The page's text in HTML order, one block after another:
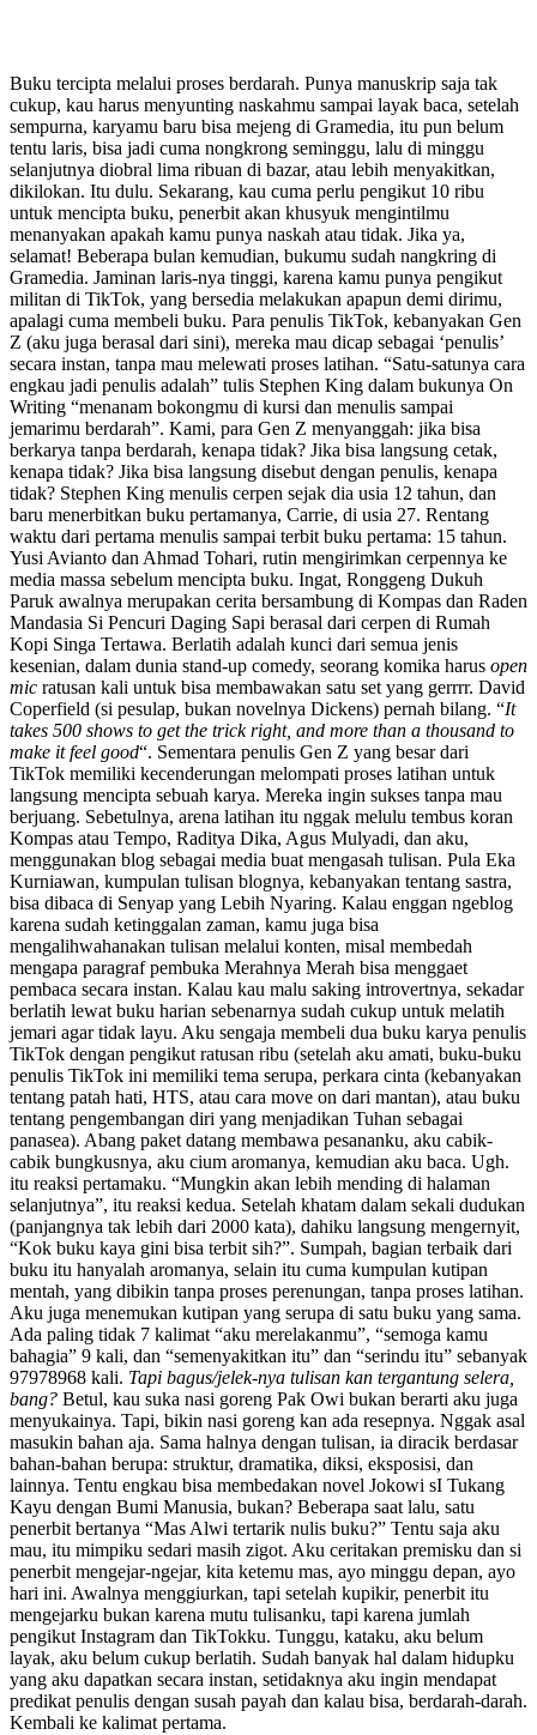
Buku tercipta melalui proses berdarah. Punya manuskrip saja tak
cukup, kau harus menyunting naskahmu sampai layak baca, setelah
sempurna, karyamu baru bisa mejeng di Gramedia, itu pun belum
tentu laris, bisa jadi cuma nongkrong seminggu, lalu di minggu
selanjutnya diobral lima ribuan di bazar, atau lebih menyakitkan,
dikilokan. Itu dulu. Sekarang, kau cuma perlu pengikut 10 ribu
untuk mencipta buku, penerbit akan khusyuk mengintilmu
menanyakan apakah kamu punya naskah atau tidak. Jika ya,
selamat! Beberapa bulan kemudian, bukumu sudah nangkring di
Gramedia. Jaminan laris-nya tinggi, karena kamu punya pengikut
militan di TikTok, yang bersedia melakukan apapun demi dirimu,
apalagi cuma membeli buku. Para penulis TikTok, kebanyakan Gen
Z (aku juga berasal dari sini), mereka mau dicap sebagai ‘penulis’
secara instan, tanpa mau melewati proses latihan. “Satu-satunya cara
engkau jadi penulis adalah” tulis Stephen King dalam bukunya On
Writing “menanam bokongmu di kursi dan menulis sampai
jemarimu berdarah”. Kami, para Gen Z menyanggah: jika bisa
berkarya tanpa berdarah, kenapa tidak? Jika bisa langsung cetak,
kenapa tidak? Jika bisa langsung disebut dengan penulis, kenapa
tidak? Stephen King menulis cerpen sejak dia usia 12 tahun, dan
baru menerbitkan buku pertamanya, Carrie, di usia 27. Rentang
waktu dari pertama menulis sampai terbit buku pertama: 15 tahun.
Yusi Avianto dan Ahmad Tohari, rutin mengirimkan cerpennya ke
media massa sebelum mencipta buku. Ingat, Ronggeng Dukuh
Paruk awalnya merupakan cerita bersambung di Kompas dan Raden
Mandasia Si Pencuri Daging Sapi berasal dari cerpen di Rumah
Kopi Singa Tertawa. Berlatih adalah kunci dari semua jenis
kesenian, dalam dunia stand-up comedy, seorang komika harus open
mic ratusan kali untuk bisa membawakan satu set yang gerrrr. David
Coperfield (si pesulap, bukan novelnya Dickens) pernah bilang. “It
takes 500 shows to get the trick right, and more than a thousand to
make it feel good“. Sementara penulis Gen Z yang besar dari
TikTok memiliki kecenderungan melompati proses latihan untuk
langsung mencipta sebuah karya. Mereka ingin sukses tanpa mau
berjuang. Sebetulnya, arena latihan itu nggak melulu tembus koran
Kompas atau Tempo, Raditya Dika, Agus Mulyadi, dan aku,
menggunakan blog sebagai media buat mengasah tulisan. Pula Eka
Kurniawan, kumpulan tulisan blognya, kebanyakan tentang sastra,
bisa dibaca di Senyap yang Lebih Nyaring. Kalau enggan ngeblog
karena sudah ketinggalan zaman, kamu juga bisa
mengalihwahanakan tulisan melalui konten, misal membedah
mengapa paragraf pembuka Merahnya Merah bisa menggaet
pembaca secara instan. Kalau kau malu saking introvertnya, sekadar
berlatih lewat buku harian sebenarnya sudah cukup untuk melatih
jemari agar tidak layu. Aku sengaja membeli dua buku karya penulis
TikTok dengan pengikut ratusan ribu (setelah aku amati, buku-buku
penulis TikTok ini memiliki tema serupa, perkara cinta (kebanyakan
tentang patah hati, HTS, atau cara move on dari mantan), atau buku
tentang pengembangan diri yang menjadikan Tuhan sebagai
panasea). Abang paket datang membawa pesananku, aku cabik-
cabik bungkusnya, aku cium aromanya, kemudian aku baca. Ugh.
itu reaksi pertamaku. “Mungkin akan lebih mending di halaman
selanjutnya”, itu reaksi kedua. Setelah khatam dalam sekali dudukan
(panjangnya tak lebih dari 2000 kata), dahiku langsung mengernyit,
“Kok buku kaya gini bisa terbit sih?”. Sumpah, bagian terbaik dari
buku itu hanyalah aromanya, selain itu cuma kumpulan kutipan
mentah, yang dibikin tanpa proses perenungan, tanpa proses latihan.
Aku juga menemukan kutipan yang serupa di satu buku yang sama.
Ada paling tidak 7 kalimat “aku merelakanmu”, “semoga kamu
bahagia” 9 kali, dan “semenyakitkan itu” dan “serindu itu” sebanyak
97978968 kali. Tapi bagus/jelek-nya tulisan kan tergantung selera,
bang? Betul, kau suka nasi goreng Pak Owi bukan berarti aku juga
menyukainya. Tapi, bikin nasi goreng kan ada resepnya. Nggak asal
masukin bahan aja. Sama halnya dengan tulisan, ia diracik berdasar
bahan-bahan berupa: struktur, dramatika, diksi, eksposisi, dan
lainnya. Tentu engkau bisa membedakan novel Jokowi sI Tukang
Kayu dengan Bumi Manusia, bukan? Beberapa saat lalu, satu
penerbit bertanya “Mas Alwi tertarik nulis buku?” Tentu saja aku
mau, itu mimpiku sedari masih zigot. Aku ceritakan premisku dan si
penerbit mengejar-ngejar, kita ketemu mas, ayo minggu depan, ayo
hari ini. Awalnya menggiurkan, tapi setelah kupikir, penerbit itu
mengejarku bukan karena mutu tulisanku, tapi karena jumlah
pengikut Instagram dan TikTokku. Tunggu, kataku, aku belum
layak, aku belum cukup berlatih. Sudah banyak hal dalam hidupku
yang aku dapatkan secara instan, setidaknya aku ingin mendapat
predikat penulis dengan susah payah dan kalau bisa, berdarah-darah.
Kembali ke kalimat pertama.